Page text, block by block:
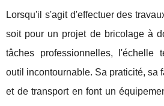
Lorsqu'il s'agit d'effectuer des
soit pour un projet de bricolage à
tâches professionnelles, l'échelle
outil incontournable. Sa praticité, sa
et de transport en font un